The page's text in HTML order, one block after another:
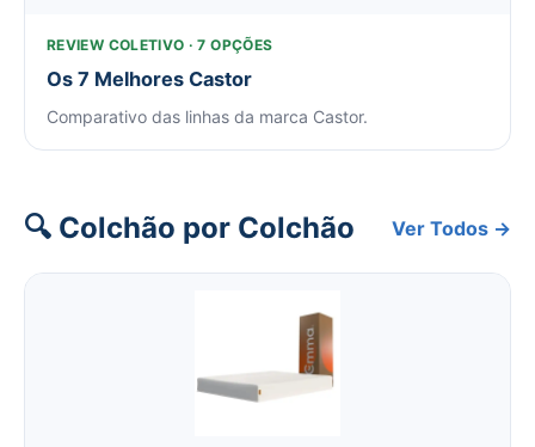
REVIEW COLETIVO · 7 OPÇÕES
Os 7 Melhores Castor
Comparativo das linhas da marca Castor.
🔍 Colchão por Colchão Ver Todos →